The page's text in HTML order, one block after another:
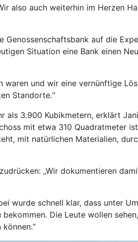
also auch weiterhin im Herzen
auf die
Situation eine Bank einen
und wir eine vernünftige
Standorte.“
3.900 Kubikmetern, erklärt
mit etwa 310 Quadratmeter
mit natürlichen Materialien,
„Wir dokumentieren
wurde schnell klar, dass unter
Die Leute wollen